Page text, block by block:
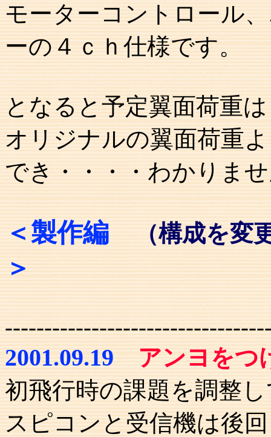
モーターコントロール
ーの４ｃｈ仕様です。
となると予定翼面荷重
オリジナルの翼面荷重
でき・・・・わかりま
＜製作編（構成を変
＞
2001.09.19
アンヨをつ
初飛行時の課題を調整
スピコンと受信機は後